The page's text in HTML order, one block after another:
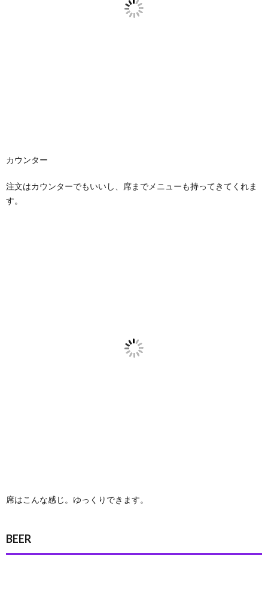
カウンター
注文はカウンターでもいいし、席までメニューも持ってきてくれま
す。
席はこんな感じ。ゆっくりできます。
BEER